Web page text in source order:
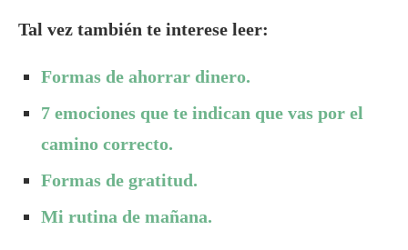
Tal vez también te interese leer:
Formas de ahorrar dinero.
7 emociones que te indican que vas por el
camino correcto.
Formas de gratitud.
Mi rutina de mañana.